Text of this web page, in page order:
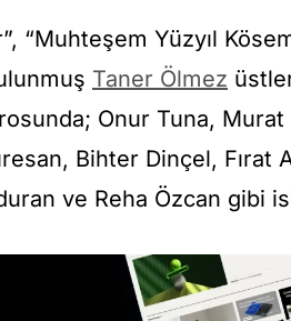
“Muhteşem Yüzyıl
Taner Ölmez
Onur Tuna, Murat
Bihter Dinçel, Fırat
ve Reha Özcan gibi